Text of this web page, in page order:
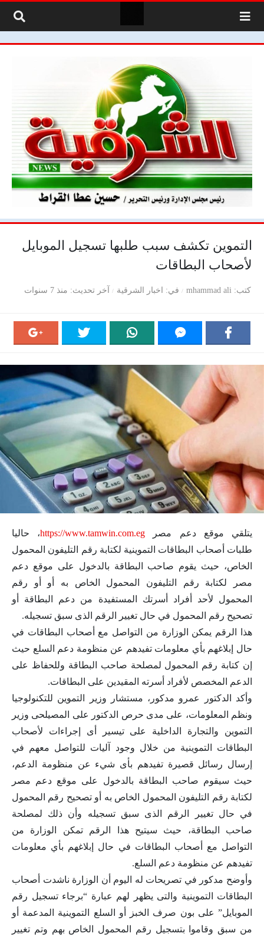
التموين تكشف سبب طلبها تسجيل الموبايل
لأصحاب البطاقات
كتب mhammad ali في اخبار الشرقية آخر تحديث منذ 7 سنوات
يتلقي موقع دعم مصر https://www.tamwin.com.eg، حاليا
طلبات أصحاب البطاقات التموينية لكتابة رقم التليفون المحمول
الخاص، حيث يقوم صاحب البطاقة بالدخول على موقع دعم
مصر لكتابة رقم التليفون المحمول الخاص به أو أو رقم
المحمول لأحد أفراد أسرتك المستفيدة من دعم البطاقة أو
تصحيح رقم المحمول في حال تغيير الرقم الذى سبق تسجيله.
هذا الرقم يمكن الوزارة من التواصل مع أصحاب البطاقات في
حال إبلاغهم بأي معلومات تفيدهم عن منظومة دعم السلع حيث
إن كتابة رقم المحمول لمصلحة صاحب البطاقة وللحفاظ على
الدعم المخصص لأفراد أسرته المقيدين على البطاقات.
وأكد الدكتور عمرو مدكور، مستشار وزير التموين للتكنولوجيا
ونظم المعلومات، على مدى حرص الدكتور على المصيلحى وزير
التموين والتجارة الداخلية على تيسير أى إجراءات لأصحاب
البطاقات التموينية من خلال وجود آليات للتواصل معهم في
إرسال رسائل قصيرة تفيدهم بأى شيء عن منظومة الدعم،
حيث سيقوم صاحب البطاقة بالدخول على موقع دعم مصر
لكتابة رقم التليفون المحمول الخاص به أو تصحيح رقم المحمول
في حال تغيير الرقم الذى سبق تسجيله وأن ذلك لمصلحة
صاحب البطاقة، حيث سيتيح هذا الرقم تمكن الوزارة من
التواصل مع أصحاب البطاقات في حال إبلاغهم بأي معلومات
تفيدهم عن منظومة دعم السلع.
وأوضح مدكور في تصريحات له اليوم أن الوزارة ناشدت أصحاب
البطاقات التموينية والتى يظهر لهم عبارة “برجاء تسجيل رقم
الموبايل” على بون صرف الخبز أو السلع التموينية المدعمة أو
من سبق وقاموا بتسجيل رقم المحمول الخاص بهم وتم تغيير